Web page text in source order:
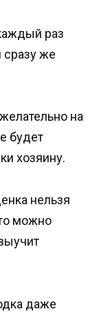
раз
сразу же
на
будет
хозяину.
нельзя
можно
даже